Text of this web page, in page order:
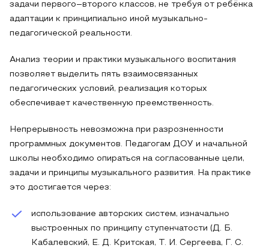
задачи первого–второго классов, не требуя от ребёнка
адаптации к принципиально иной музыкально-
педагогической реальности.
Анализ теории и практики музыкального воспитания
позволяет выделить пять взаимосвязанных
педагогических условий, реализация которых
обеспечивает качественную преемственность.
Непрерывность невозможна при разрозненности
программных документов. Педагогам ДОУ и начальной
школы необходимо опираться на согласованные цели,
задачи и принципы музыкального развития. На практике
это достигается через:
использование авторских систем, изначально
выстроенных по принципу ступенчатости (Д. Б.
Кабалевский, Е. Д. Критская, Т. И. Сергеева, Г. С.